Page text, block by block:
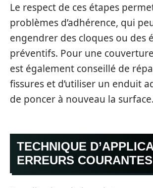
Le respect de ces étapes
problèmes d’adhérence, qui
engendrer des cloques ou des
préventifs. Pour une
est également conseillé de
fissures et d’utiliser un enduit
de poncer à nouveau la surface.
TECHNIQUE
ERREURS COURANTES